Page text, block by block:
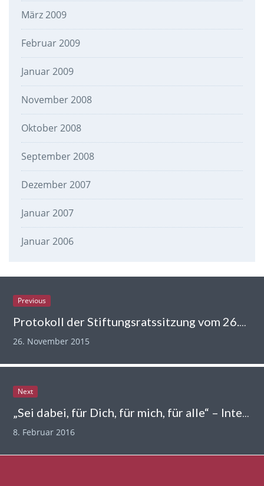
März 2009
Februar 2009
Januar 2009
November 2008
Oktober 2008
September 2008
Dezember 2007
Januar 2007
Januar 2006
Previous
Protokoll der Stiftungsratssitzung vom 26.11.2015
26. November 2015
Next
„Sei dabei, für Dich, für mich, für alle“ – Integration über das Ehrenamt
8. Februar 2016